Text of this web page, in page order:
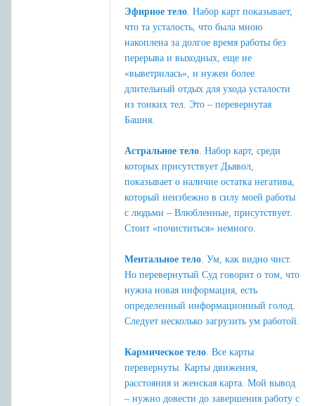
Эфирное тело. Набор карт показывает,
что та усталость, что была мною
накоплена за долгое время работы без
перерыва и выходных, еще не
«выветрилась», и нужен более
длительный отдых для ухода усталости
из тонких тел. Это – перевернутая
Башня.
Астральное тело. Набор карт, среди
которых присутствует Дьявол,
показывает о наличие остатка негатива,
который неизбежно в силу моей работы
с людьми – Влюбленные, присутствует.
Стоит «почиститься» немного.
Ментальное тело. Ум, как видно чист.
Но перевернутый Суд говорит о том, что
нужна новая информация, есть
определенный информационный голод.
Следует несколько загрузить ум работой.
Кармическое тело. Все карты
перевернуты. Карты движения,
расстояния и женская карта. Мой вывод
– нужно довести до завершения работу с